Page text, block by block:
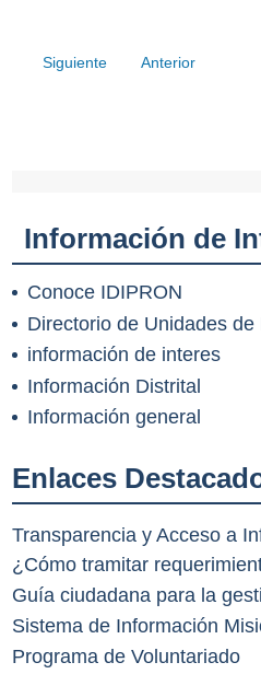
Siguiente Anterior
Información de
Conoce IDIPRON
Directorio de Unidades
información de interes
Información Distrital
Información general
Enlaces
Transparencia y Acceso a
¿Cómo tramitar
Guía ciudadana para la
Sistema de Información
Programa de Voluntariado